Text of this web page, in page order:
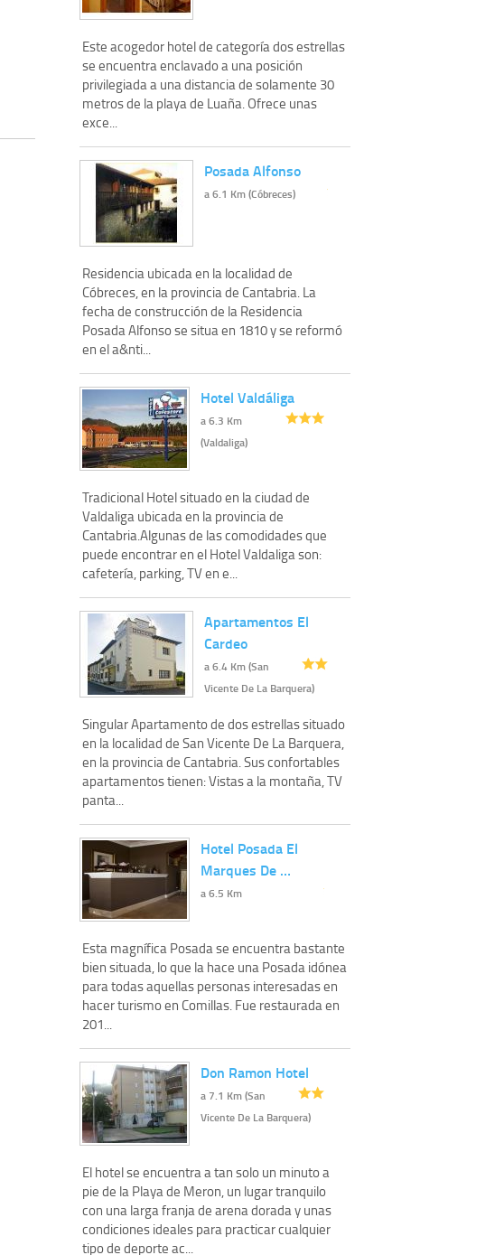
Este acogedor hotel de categoría dos estrellas
se encuentra enclavado a una posición
privilegiada a una distancia de solamente 30
metros de la playa de Luaña. Ofrece unas
exce...
Posada Alfonso
a 6.1 Km (Cóbreces)
Residencia ubicada en la localidad de
Cóbreces, en la provincia de Cantabria. La
fecha de construcción de la Residencia
Posada Alfonso se situa en 1810 y se reformó
en el a&nti...
Hotel Valdáliga
a 6.3 Km
(Valdaliga)
Tradicional Hotel situado en la ciudad de
Valdaliga ubicada en la provincia de
Cantabria.Algunas de las comodidades que
puede encontrar en el Hotel Valdaliga son:
cafetería, parking, TV en e...
Apartamentos El
Cardeo
a 6.4 Km (San
Vicente De La Barquera)
Singular Apartamento de dos estrellas situado
en la localidad de San Vicente De La Barquera,
en la provincia de Cantabria. Sus confortables
apartamentos tienen: Vistas a la montaña, TV
panta...
Hotel Posada El
Marques De …
a 6.5 Km
Esta magnífica Posada se encuentra bastante
bien situada, lo que la hace una Posada idónea
para todas aquellas personas interesadas en
hacer turismo en Comillas. Fue restaurada en
201...
Don Ramon Hotel
a 7.1 Km (San
Vicente De La Barquera)
El hotel se encuentra a tan solo un minuto a
pie de la Playa de Meron, un lugar tranquilo
con una larga franja de arena dorada y unas
condiciones ideales para practicar cualquier
tipo de deporte ac...